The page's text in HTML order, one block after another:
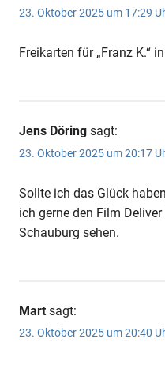
23. Oktober 2025 um 17:29
Freikarten für „Franz K.“
Jens Döring sagt:
23. Oktober 2025 um 20:17
Sollte ich das Glück
ich gerne den Film
Schauburg sehen.
Mart sagt:
23. Oktober 2025 um 20:40